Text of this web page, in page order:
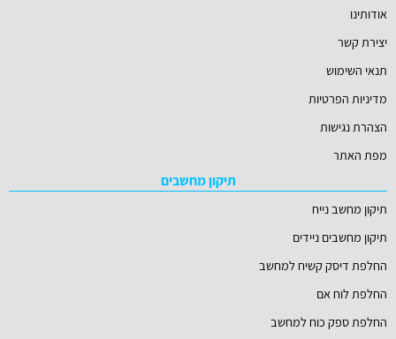
אודותינו
יצירת קשר
תנאי השימוש
מדיניות הפרטיות
הצהרת נגישות
מפת האתר
תיקון מחשבים
תיקון מחשב נייח
תיקון מחשבים ניידים
החלפת דיסק קשיח למחשב
החלפת לוח אם
החלפת ספק כוח למחשב